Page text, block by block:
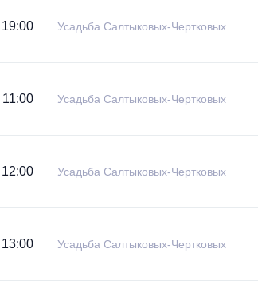
19:00 Усадьба Салтыковых-Чертковых
11:00 Усадьба Салтыковых-Чертковых
12:00 Усадьба Салтыковых-Чертковых
13:00 Усадьба Салтыковых-Чертковых